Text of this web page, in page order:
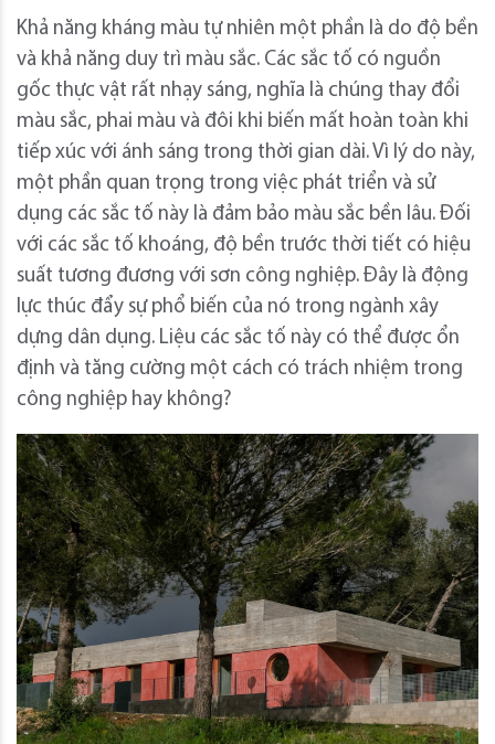
Khả năng kháng màu tự nhiên một phần là do độ bền
và khả năng duy trì màu sắc. Các sắc tố có nguồn
gốc thực vật rất nhạy sáng, nghĩa là chúng thay đổi
màu sắc, phai màu và đôi khi biến mất hoàn toàn khi
tiếp xúc với ánh sáng trong thời gian dài. Vì lý do này,
một phần quan trọng trong việc phát triển và sử
dụng các sắc tố này là đảm bảo màu sắc bền lâu. Đối
với các sắc tố khoáng, độ bền trước thời tiết có hiệu
suất tương đương với sơn công nghiệp. Đây là động
lực thúc đẩy sự phổ biến của nó trong ngành xây
dựng dân dụng. Liệu các sắc tố này có thể được ổn
định và tăng cường một cách có trách nhiệm trong
công nghiệp hay không?